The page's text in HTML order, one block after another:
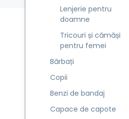
Lenjerie pentru
doamne
Tricouri și cămăși
pentru femei
Bărbați
Copii
Benzi de bandaj
Capace de capote